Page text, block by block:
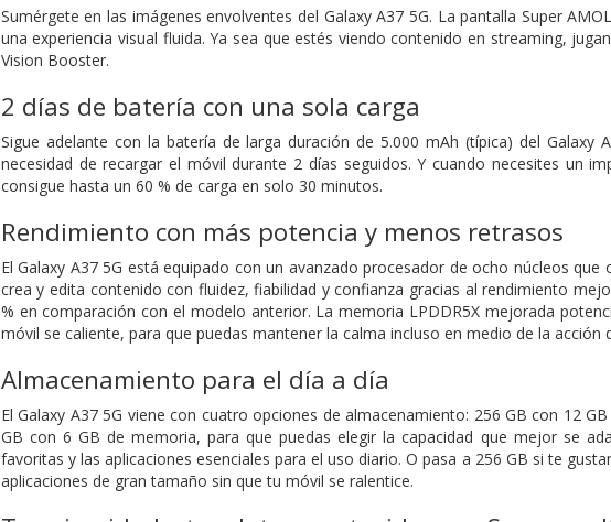
Sumérgete en las imágenes envolventes del Galaxy A37 5G. La pantalla Super
una experiencia visual fluida. Ya sea que estés viendo contenido en streaming,
Vision Booster.
2 días de batería con una sola carga
Sigue adelante con la batería de larga duración de 5.000 mAh (típica) del
necesidad de recargar el móvil durante 2 días seguidos. Y cuando necesites un
consigue hasta un 60 % de carga en solo 30 minutos.
Rendimiento con más potencia y menos retrasos
El Galaxy A37 5G está equipado con un avanzado procesador de ocho núcleos
crea y edita contenido con fluidez, fiabilidad y confianza gracias al rendimiento
% en comparación con el modelo anterior. La memoria LPDDR5X mejorada
móvil se caliente, para que puedas mantener la calma incluso en medio de la acción
Almacenamiento para el día a día
El Galaxy A37 5G viene con cuatro opciones de almacenamiento: 256 GB con 12
GB con 6 GB de memoria, para que puedas elegir la capacidad que mejor se
favoritas y las aplicaciones esenciales para el uso diario. O pasa a 256 GB si te
aplicaciones de gran tamaño sin que tu móvil se ralentice.